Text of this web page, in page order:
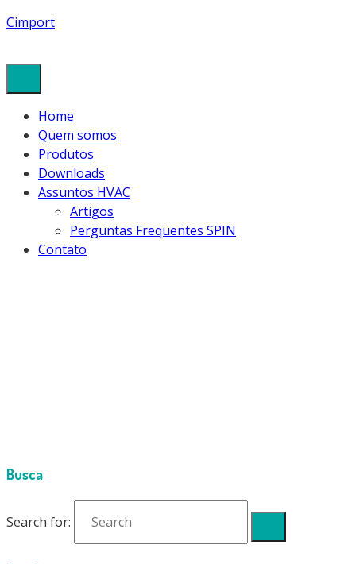
Cimport
Home
Quem somos
Produtos
Downloads
Assuntos HVAC
Artigos
Perguntas Frequentes SPIN
Contato
Busca
Search for: